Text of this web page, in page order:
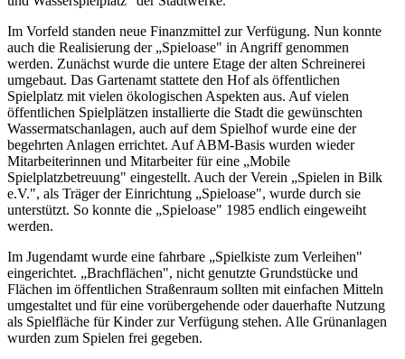
Im Vorfeld standen neue Finanzmittel zur Verfügung. Nun konnte
auch die Realisierung der „Spieloase" in Angriff genommen
werden. Zunächst wurde die untere Etage der alten Schreinerei
umgebaut. Das Gartenamt stattete den Hof als öffentlichen
Spielplatz mit vielen ökologischen Aspekten aus. Auf vielen
öffentlichen Spielplätzen installierte die Stadt die gewünschten
Wassermatschanlagen, auch auf dem Spielhof wurde eine der
begehrten Anlagen errichtet. Auf ABM-Basis wurden wieder
Mitarbeiterinnen und Mitarbeiter für eine „Mobile
Spielplatzbetreuung" eingestellt. Auch der Verein „Spielen in Bilk
e.V.", als Träger der Einrichtung „Spieloase", wurde durch sie
unterstützt. So konnte die „Spieloase" 1985 endlich eingeweiht
werden.
Im Jugendamt wurde eine fahrbare „Spielkiste zum Verleihen"
eingerichtet. „Brachflächen", nicht genutzte Grundstücke und
Flächen im öffentlichen Straßenraum sollten mit einfachen Mitteln
umgestaltet und für eine vorübergehende oder dauerhafte Nutzung
als Spielfläche für Kinder zur Verfügung stehen. Alle Grünanlagen
wurden zum Spielen frei gegeben.